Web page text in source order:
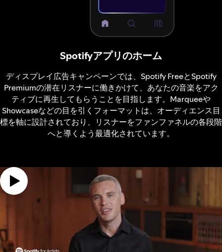
Spotifyアプリのホーム
ディスプレイ広告キャンペーンでは、Spotify FreeとSpotify
Premiumの潜在リスナーに働きかけて、あなたの音楽をアク
ティブに再生してもらうことを目指します。Marqueeや
Showcaseなどの目を引くフォーマットは、オーディエンス目
標を軸に設計されており、リスナーをファンファネルの各段階
へと導くよう最適化されています。